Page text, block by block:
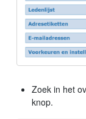
Zoek in het
knop.